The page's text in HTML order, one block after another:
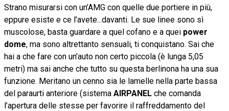
Strano misurarsi con un’AMG con quelle due portiere in più,
eppure esiste e ce l’avete...davanti. Le sue linee sono sì
muscolose, basta guardare a quel cofano e a quei power
dome, ma sono altrettanto sensuali, ti conquistano. Sai che
hai a che fare con un’auto non certo piccola (è lunga 5,05
metri) ma sai anche che tutto su questa berlinona ha una sua
funzione. Meritano un cenno sia le lamelle nella parte bassa
del paraurti anteriore (sistema AIRPANEL che comanda
l’apertura delle stesse per favorire il raffreddamento del